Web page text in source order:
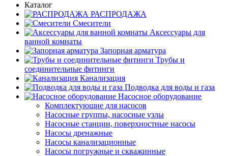
Каталог
РАСПРОДАЖА
Смесители
Аксессуары для
ванной комнаты
Запорная арматура
Трубы и
соединительные фитинги
Канализация
Подводка для воды и газа
Насосное оборудование
Комплектующие для насосов
Насосные группы, насосные узлы
Насосные станции, поверхностные насосы
Насосы дренажные
Насосы канализационные
Насосы погружные и скважинные